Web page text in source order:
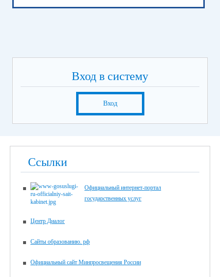
Вход в систему
Вход
Ссылки
Официальный интернет-портал
государственных услуг
Центр Диалог
Сайты образованию. рф
Официальный сайт Минпросвещения России